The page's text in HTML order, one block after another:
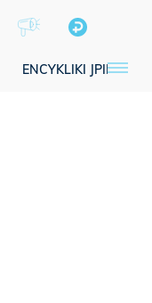
ENCYKLIKI JPII